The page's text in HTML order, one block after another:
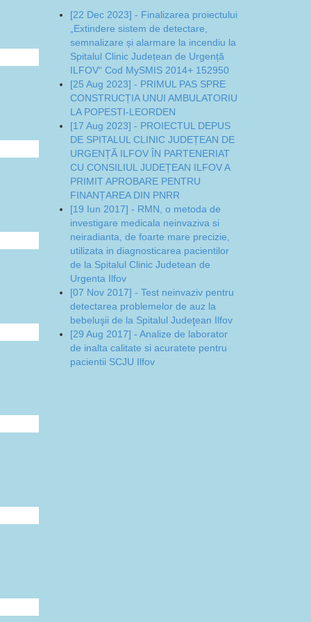
[22 Dec 2023] - Finalizarea proiectului
„Extindere sistem de detectare,
semnalizare și alarmare la incendiu la
Spitalul Clinic Județean de Urgență
ILFOV“ Cod MySMIS 2014+ 152950
[25 Aug 2023] - PRIMUL PAS SPRE
CONSTRUCȚIA UNUI AMBULATORIU
LA POPESTI-LEORDEN
[17 Aug 2023] - PROIECTUL DEPUS
DE SPITALUL CLINIC JUDEȚEAN DE
URGENȚĂ ILFOV ÎN PARTENERIAT
CU CONSILIUL JUDEȚEAN ILFOV A
PRIMIT APROBARE PENTRU
FINANȚAREA DIN PNRR
[19 Iun 2017] - RMN, o metoda de
investigare medicala neinvaziva si
neiradianta, de foarte mare precizie,
utilizata in diagnosticarea pacientilor
de la Spitalul Clinic Judetean de
Urgenta Ilfov
[07 Nov 2017] - Test neinvaziv pentru
detectarea problemelor de auz la
bebeluşii de la Spitalul Judeţean Ilfov
[29 Aug 2017] - Analize de laborator
de inalta calitate si acuratete pentru
pacientii SCJU Ilfov